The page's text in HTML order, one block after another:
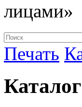
лицами»
Печать
Каталог